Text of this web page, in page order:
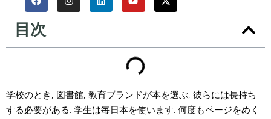
目次
学校のとき, 図書館, 教育ブランドが本を選ぶ, 彼らには長持ち
する必要がある. 学生は毎日本を使います. 何度もページをめく